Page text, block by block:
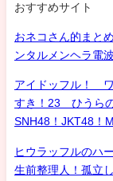
おすすめサイト
おネコさん的まと
ンタルメンヘラ電
アイドッフル！
すき！23 ひうら
SNH48！JKT48！
ヒウラッフルのハ
生前整理人！孤立